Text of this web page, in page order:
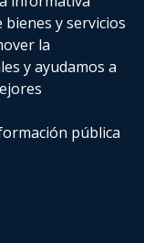
y servicios
la
y ayudamos a
pública